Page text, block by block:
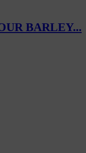
BARLEY...